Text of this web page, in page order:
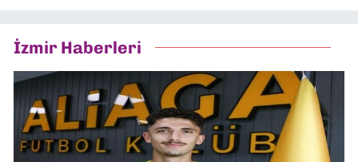
İzmir Haberleri